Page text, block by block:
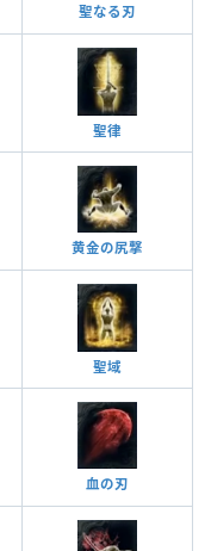
聖なる刃
聖律
黄金の尻撃
聖域
血の刃